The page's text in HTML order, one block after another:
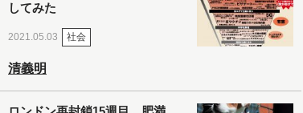
してみた
2021.05.03 社会
清義明